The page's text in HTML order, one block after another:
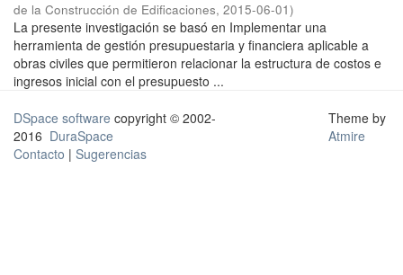
de la Construcción de Edificaciones, 2015-06-01)
La presente investigación se basó en Implementar una
herramienta de gestión presupuestaria y financiera aplicable a
obras civiles que permitieron relacionar la estructura de costos e
ingresos inicial con el presupuesto ...
DSpace software copyright © 2002-
2016 DuraSpace
Contacto | Sugerencias
Theme by
Atmire